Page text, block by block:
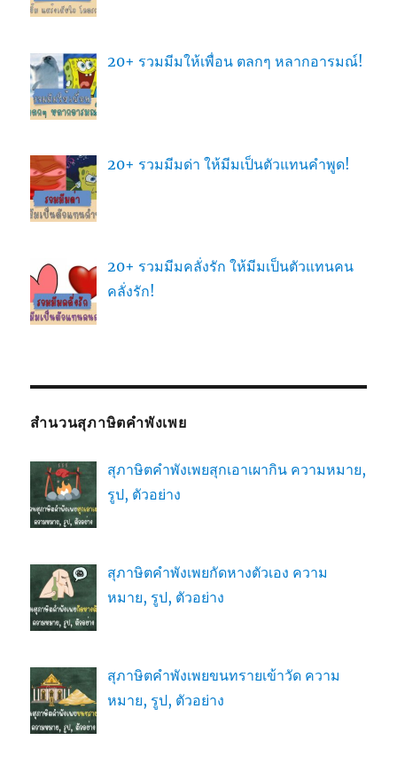
20+ รวมมีมให้เพื่อน ตลกๆ หลากอารมณ์!
20+ รวมมีมด่า ให้มีมเป็นตัวแทนคำพูด!
20+ รวมมีมคลั่งรัก ให้มีมเป็นตัวแทนคน
คลั่งรัก!
สำนวนสุภาษิตคำพังเพย
สุภาษิตคำพังเพยสุกเอาเผากิน ความหมาย,
รูป, ตัวอย่าง
สุภาษิตคำพังเพยกัดหางตัวเอง ความ
หมาย, รูป, ตัวอย่าง
สุภาษิตคำพังเพยขนทรายเข้าวัด ความ
หมาย, รูป, ตัวอย่าง